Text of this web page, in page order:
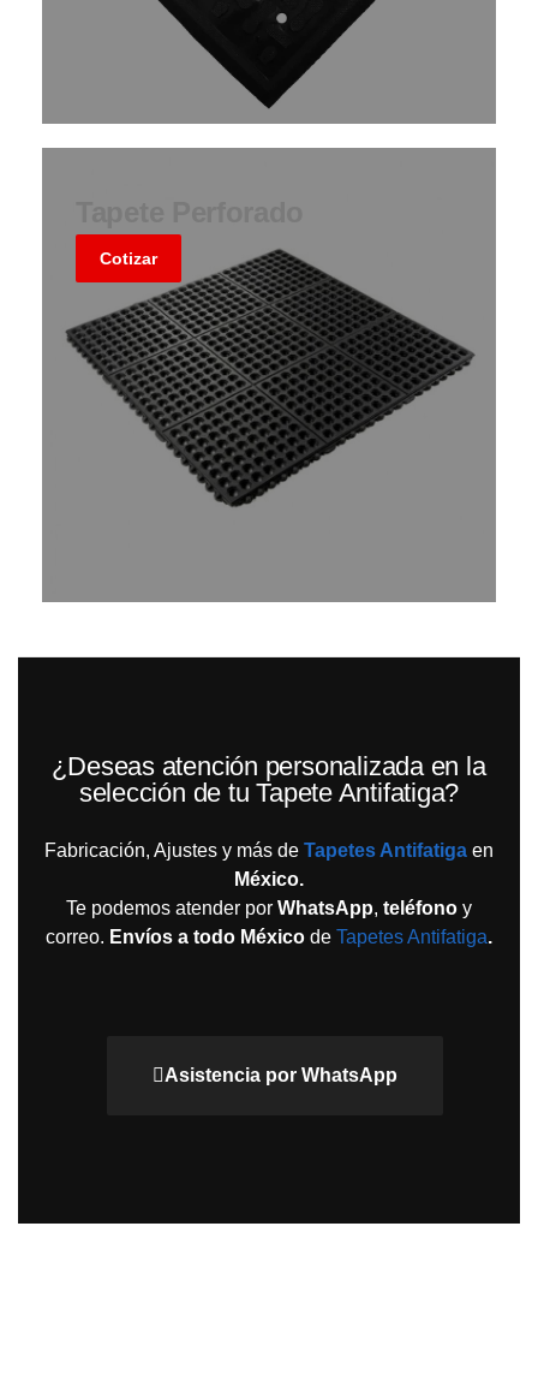
Cotizar
¿Deseas atención personalizada en la
selección de tu Tapete Antifatiga?
Fabricación, Ajustes y más de Tapetes Antifatiga en
México.
Te podemos atender por WhatsApp, teléfono y
correo. Envíos a todo México de Tapetes Antifatiga.
Asistencia por WhatsApp